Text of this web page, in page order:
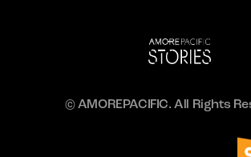
© AMOREPACIFIC. All Rights